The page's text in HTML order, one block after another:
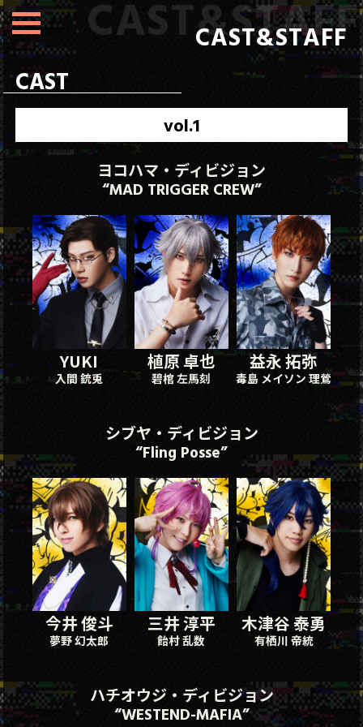
CAST&STAFF
CAST
vol.1
ヨコハマ・ディビジョン
“MAD TRIGGER CREW”
YUKI
入間 銃兎
植原 卓也
碧棺 左馬刻
益永 拓弥
毒島 メイソン 理鶯
シブヤ・ディビジョン
“Fling Posse”
今井 俊斗
夢野 幻太郎
三井 淳平
飴村 乱数
木津谷 泰勇
有栖川 帝統
ハチオウジ・ディビジョン
“WESTEND-MAFIA”